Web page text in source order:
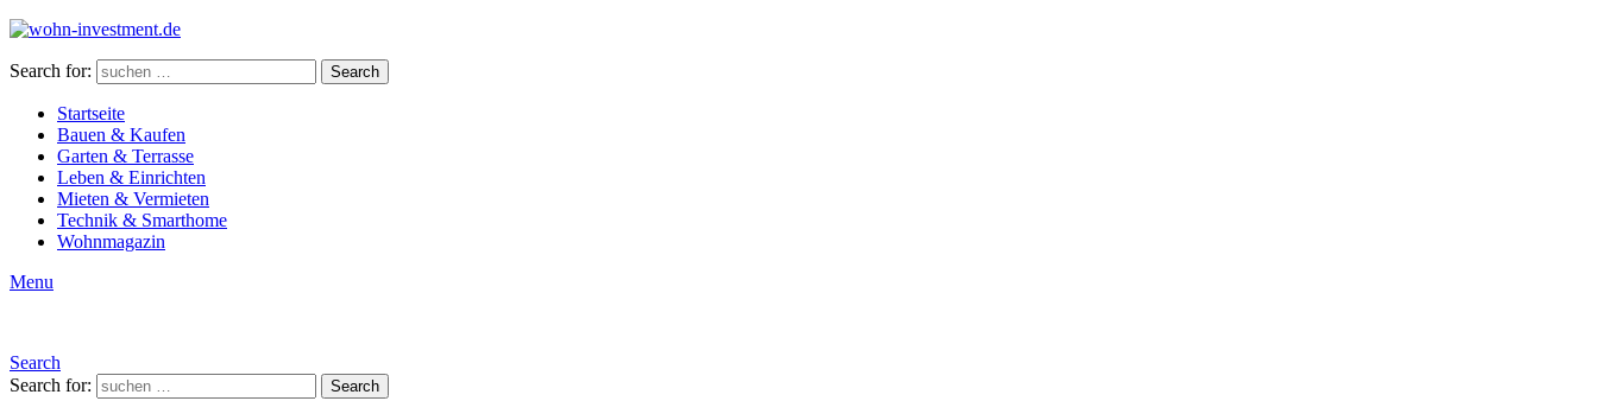
Search for: Search
Startseite
Bauen & Kaufen
Garten & Terrasse
Leben & Einrichten
Mieten & Vermieten
Technik & Smarthome
Wohnmagazin
Menu
Search
Search for:
Search